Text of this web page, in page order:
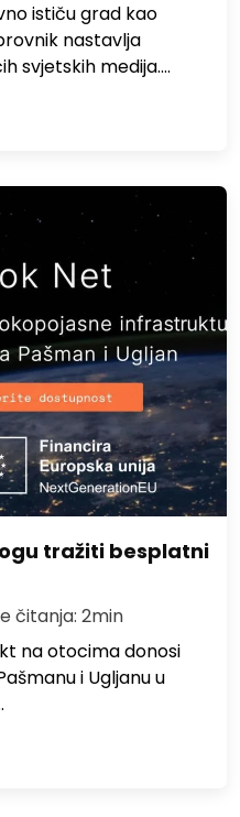
ističu grad kao
nastavlja
svjetskih medija.…
tražiti besplatni
čitanja: 2min
na otocima donosi
i Ugljanu u